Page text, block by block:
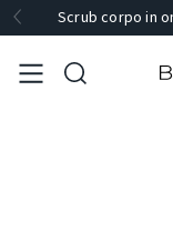
Scrub corpo in